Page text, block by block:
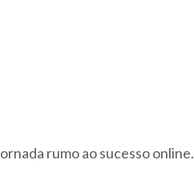
rumo ao sucesso online.